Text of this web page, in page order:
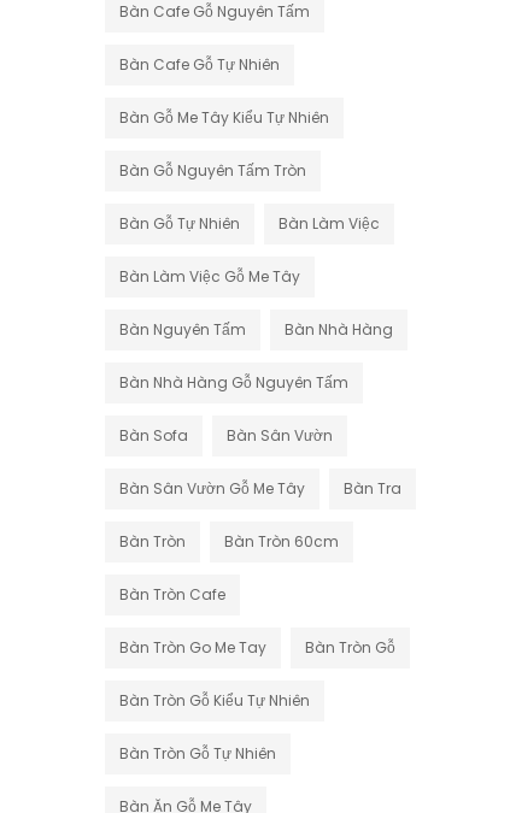
Bàn Cafe Gỗ Nguyên Tấm
Bàn Cafe Gỗ Tự Nhiên
Bàn Gỗ Me Tây Kiểu Tự Nhiên
Bàn Gỗ Nguyên Tấm Tròn
Bàn Gỗ Tự Nhiên Bàn Làm Việc
Bàn Làm Việc Gỗ Me Tây
Bàn Nguyên Tấm Bàn Nhà Hàng
Bàn Nhà Hàng Gỗ Nguyên Tấm
Bàn Sofa Bàn Sân Vườn
Bàn Sân Vườn Gỗ Me Tây Bàn Tra
Bàn Tròn Bàn Tròn 60cm
Bàn Tròn Cafe
Bàn Tròn Go Me Tay Bàn Tròn Gỗ
Bàn Tròn Gỗ Kiểu Tự Nhiên
Bàn Tròn Gỗ Tự Nhiên
Bàn Ăn Gỗ Me Tây